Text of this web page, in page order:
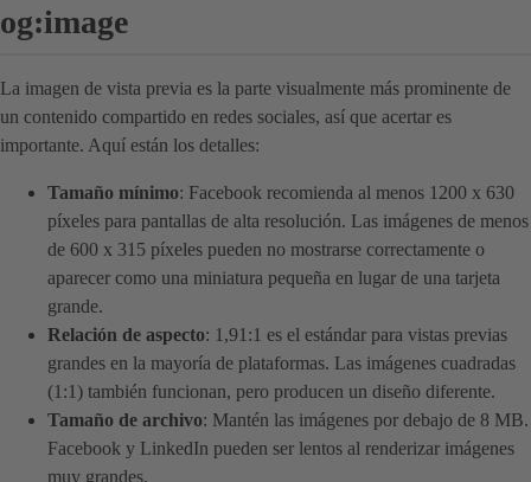
og:image
La imagen de vista previa es la parte visualmente más prominente de
un contenido compartido en redes sociales, así que acertar es
importante. Aquí están los detalles:
Tamaño mínimo: Facebook recomienda al menos 1200 x 630
píxeles para pantallas de alta resolución. Las imágenes de menos
de 600 x 315 píxeles pueden no mostrarse correctamente o
aparecer como una miniatura pequeña en lugar de una tarjeta
grande.
Relación de aspecto: 1,91:1 es el estándar para vistas previas
grandes en la mayoría de plataformas. Las imágenes cuadradas
(1:1) también funcionan, pero producen un diseño diferente.
Tamaño de archivo: Mantén las imágenes por debajo de 8 MB.
Facebook y LinkedIn pueden ser lentos al renderizar imágenes
muy grandes.